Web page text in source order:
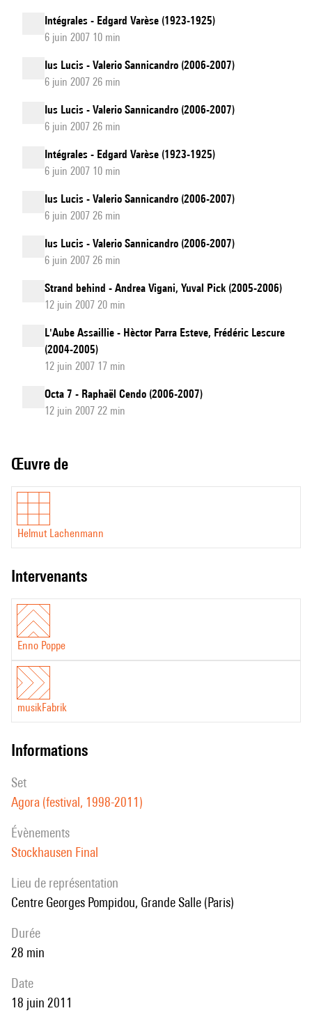
Intégrales - Edgard Varèse (1923-1925)
6 juin 2007 10 min
Ius Lucis - Valerio Sannicandro (2006-2007)
6 juin 2007 26 min
Ius Lucis - Valerio Sannicandro (2006-2007)
6 juin 2007 26 min
Intégrales - Edgard Varèse (1923-1925)
6 juin 2007 10 min
Ius Lucis - Valerio Sannicandro (2006-2007)
6 juin 2007 26 min
Ius Lucis - Valerio Sannicandro (2006-2007)
6 juin 2007 26 min
Strand behind - Andrea Vigani, Yuval Pick (2005-2006)
12 juin 2007 20 min
L'Aube Assaillie - Hèctor Parra Esteve, Frédéric Lescure
(2004-2005)
12 juin 2007 17 min
Octa 7 - Raphaël Cendo (2006-2007)
12 juin 2007 22 min
Œuvre de
Helmut Lachenmann
intervenants
Enno Poppe
musikFabrik
informations
set
Agora (festival, 1998-2011)
évènements
Stockhausen Final
Lieu de représentation
Centre Georges Pompidou, Grande Salle (Paris)
durée
28 min
date
18 juin 2011